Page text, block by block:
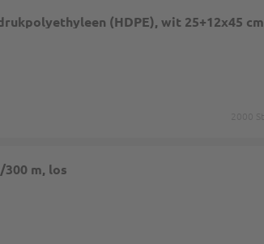
(HDPE), wit 25+12x45 cm
m, los